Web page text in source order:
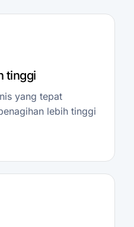
tinggi
yang tepat
lebih tinggi